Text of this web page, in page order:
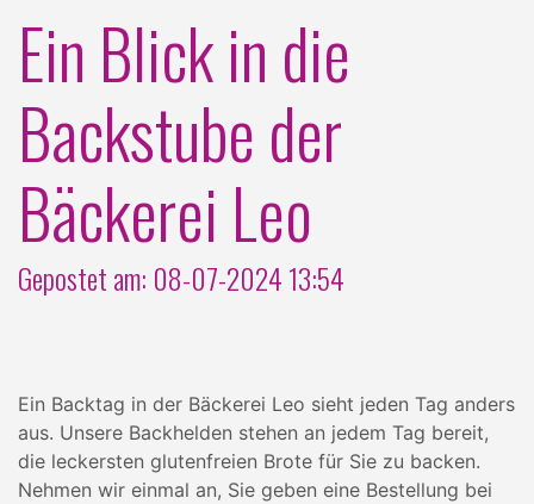
Ein Blick in die
Backstube der
Bäckerei Leo
Gepostet am: 08-07-2024 13:54
Ein Backtag in der Bäckerei Leo sieht jeden Tag anders
aus. Unsere Backhelden stehen an jedem Tag bereit,
die leckersten glutenfreien Brote für Sie zu backen.
Nehmen wir einmal an, Sie geben eine Bestellung bei